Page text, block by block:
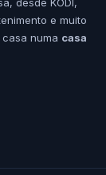
e muito
numa casa